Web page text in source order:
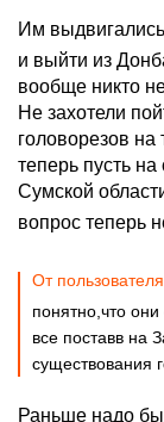
Им
и выйти из
вообще никто
Не захотели
головорезов
теперь пусть
Сумской
вопрос теперь
От пользователя
понятно,что
все поставв на
существования
Раньше надо